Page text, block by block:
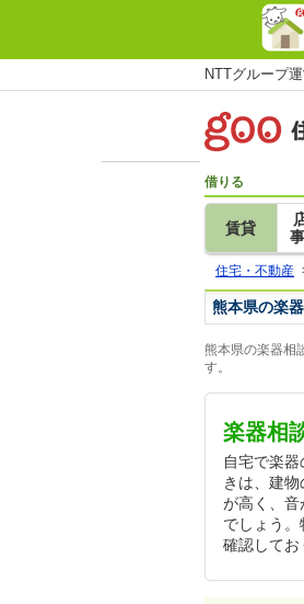
NTTグループ
借りる
賃貸
住宅・不動産
熊本県の楽
熊本県の楽器相
す。
楽器相
自宅で楽
きは、建
が高く、音
でしょう
確認してお